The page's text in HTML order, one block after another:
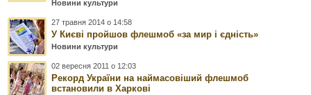
Новини культури
27 травня 2014 о 14:58
У Києві пройшов флешмоб «за мир і єдність»
Новини культури
02 вересня 2011 о 12:03
Рекорд України на наймасовіший флешмоб
встановили в Харкові